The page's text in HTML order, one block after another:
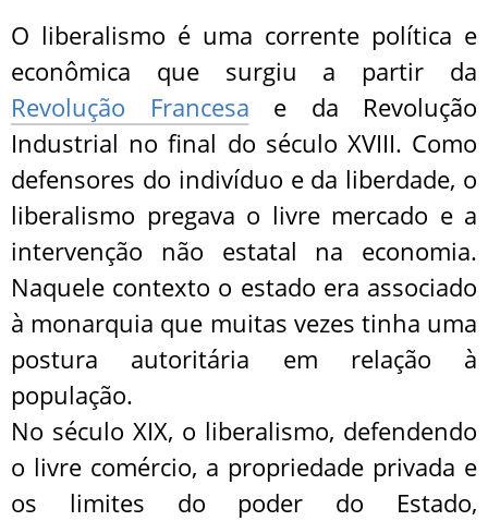
O liberalismo é uma corrente política e
econômica que surgiu a partir da
Revolução Francesa e da Revolução
Industrial no final do século XVIII. Como
defensores do indivíduo e da liberdade, o
liberalismo pregava o livre mercado e a
intervenção não estatal na economia.
Naquele contexto o estado era associado
à monarquia que muitas vezes tinha uma
postura autoritária em relação à
população.
No século XIX, o liberalismo, defendendo
o livre comércio, a propriedade privada e
os limites do poder do Estado,